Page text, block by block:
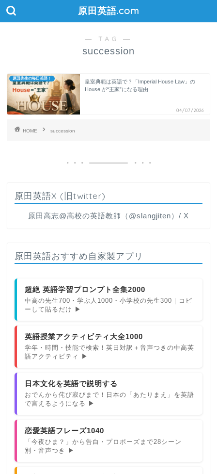
原田英語.com
― TAG ―
succession
原田先生の毎日英語！
皇室典範は英語で？「Imperial House Law」の
House が“王家”になる理由
04/07/2026
HOME succession
原田英語X (旧twitter)
原田高志@高校の英語教師（@slangjiten）/ X
原田英語おすすめ自家製アプリ
超絶 英語学習プロンプト全集2000
中高の先生700・学ぶ人1000・小学校の先生300｜コピ
ーして貼るだけ ▶
英語授業アクティビティ大全1000
学年・時間・技能で検索！英日対訳＋音声つきの中高英
語アクティビティ ▶
日本文化を英語で説明する
おでんから侘び寂びまで！日本の「あたりまえ」を英語
で言えるようになる ▶
恋愛英語フレーズ1040
「今夜ひま？」から告白・プロポーズまで28シーン
別・音声つき ▶